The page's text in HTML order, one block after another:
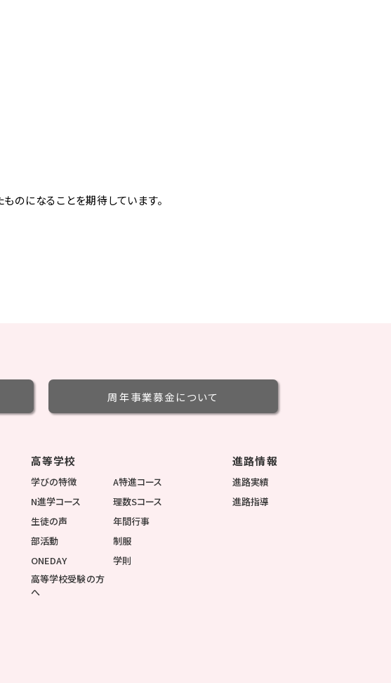
のになることを期待しています。
周年事業募金について
高等学校
学びの特徴
A特進コース
N進学コース
理数Sコース
生徒の声
年間行事
部活動
制服
ONEDAY
学則
高等学校受験の方
へ
進路情報
進路実績
進路指導